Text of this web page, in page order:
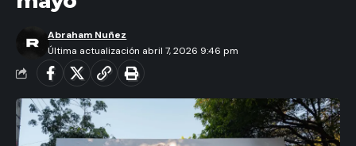
Última actualización abril 7, 2026 9:46 pm
Abraham Nuñez